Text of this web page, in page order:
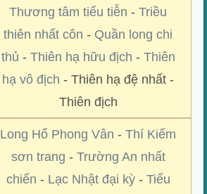
Thương tâm tiểu tiễn -Triều
thiên nhất côn - Quần long chi
thủ - Thiên hạ hữu địch - Thiên
hạ vô địch - Thiên hạ đệ nhất -
Thiên địch
Long Hổ Phong Vân -Thí Kiếm
sơn trang - Trường An nhất
chiến - Lạc Nhật đại kỳ- Tiểu